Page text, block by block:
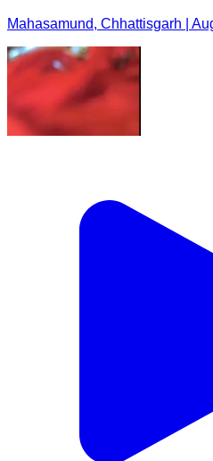
Mahasamund, Chhattisgarh |